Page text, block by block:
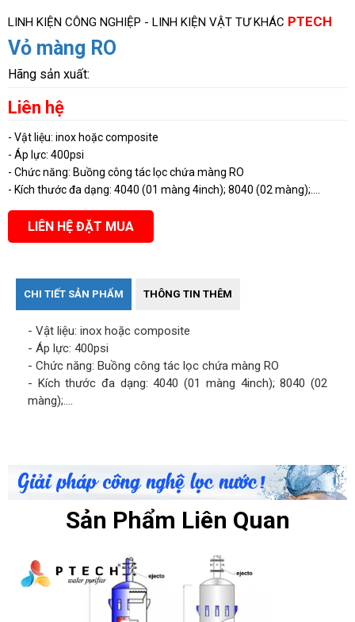
LINH KIỆN CÔNG NGHIỆP - LINH KIỆN VẬT TƯ KHÁC PTECH
Vỏ màng RO
Hãng sản xuất:
Liên hệ
- Vật liệu: inox hoặc composite
- Áp lực: 400psi
- Chức năng: Buồng công tác lọc chứa màng RO
- Kích thước đa dạng: 4040 (01 màng 4inch); 8040 (02 màng);....
LIÊN HỆ ĐẶT MUA
CHI TIẾT SẢN PHẨM THÔNG TIN THÊM
- Vật liệu: inox hoặc composite
- Áp lực: 400psi
- Chức năng: Buồng công tác lọc chứa màng RO
- Kích thước đa dạng: 4040 (01 màng 4inch); 8040 (02
màng);....
Sản Phẩm Liên Quan